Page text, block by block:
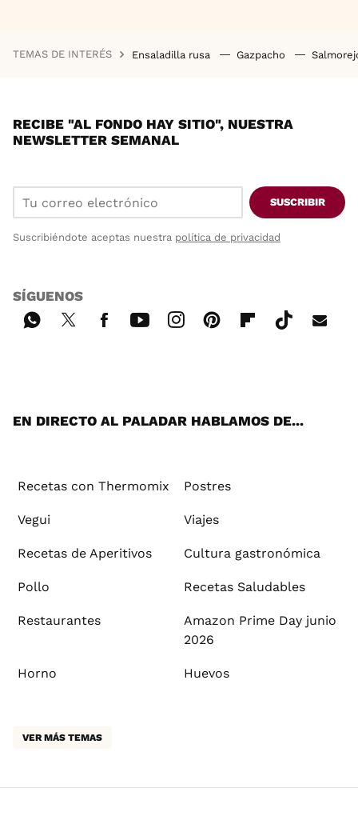
TEMAS DE INTERÉS Ensaladilla rusa Gazpacho
RECIBE "AL FONDO HAY SITIO", NUESTRA
NEWSLETTER SEMANAL
SUSCRIBIR
Suscribiéndote aceptas nuestra política de privacidad
SÍGUENOS
EN DIRECTO AL PALADAR HABLAMOS DE...
Recetas con Thermomix Postres
Vegui Viajes
Recetas de Aperitivos Cultura gastronómica
Pollo Recetas Saludables
Restaurantes
Amazon Prime Day junio
2026
Horno Huevos
VER MÁS TEMAS